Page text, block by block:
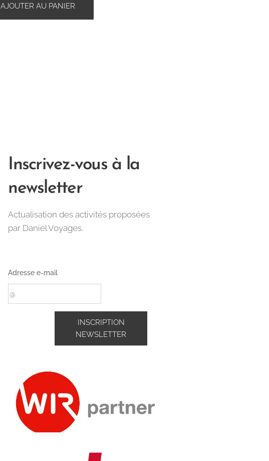
AJOUTER AU PANIER
Inscrivez-vous à la
newsletter
Actualisation des activités proposées
par Daniel Voyages.
Adresse e-mail
INSCRIPTION
NEWSLETTER